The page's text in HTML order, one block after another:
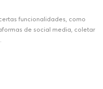
funcionalidades, como
de social media, coletar